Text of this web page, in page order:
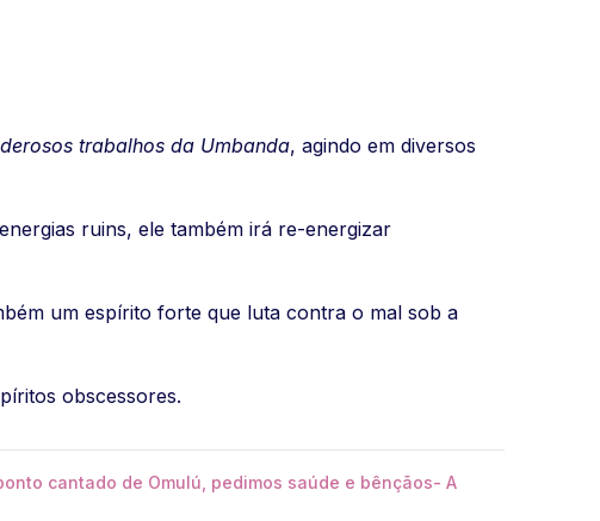
trabalhos da Umbanda, agindo em diversos
ruins, ele também irá re-energizar
um espírito forte que luta contra o mal sob a
obscessores.
cantado de Omulú, pedimos saúde e bênçãos- A